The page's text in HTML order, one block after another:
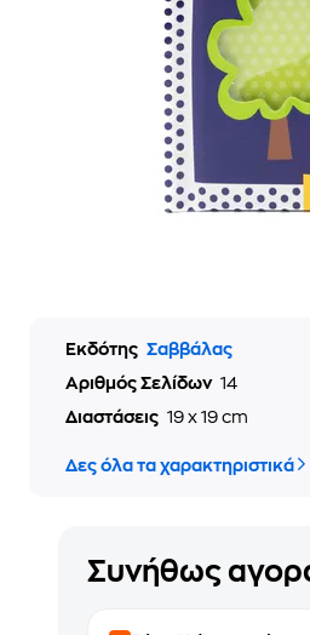
Εκδότης Σαββάλας
Αριθμός Σελίδων 14
Διαστάσεις 19 x 19 cm
Δες όλα τα χαρακτηριστικά
Συνήθως